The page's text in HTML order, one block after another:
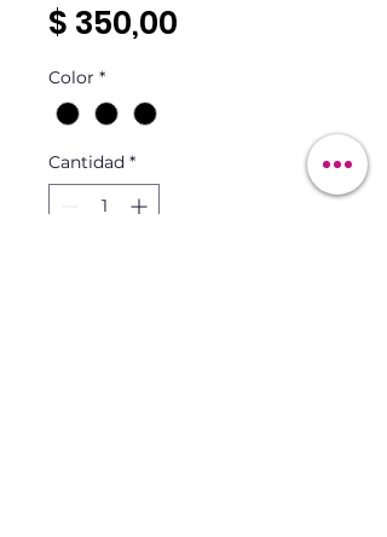
$ 350,00
Color *
Cantidad *